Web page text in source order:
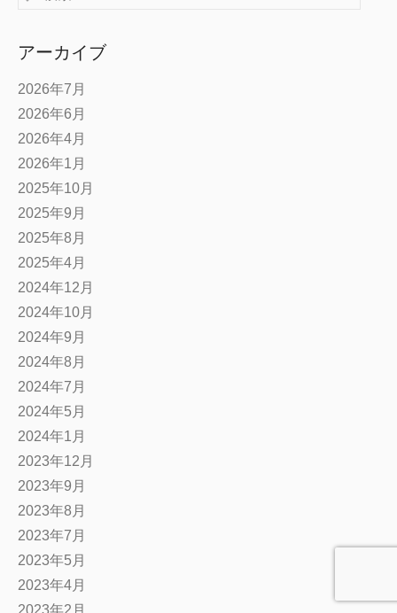
アーカイブ
2026年7月
2026年6月
2026年4月
2026年1月
2025年10月
2025年9月
2025年8月
2025年4月
2024年12月
2024年10月
2024年9月
2024年8月
2024年7月
2024年5月
2024年1月
2023年12月
2023年9月
2023年8月
2023年7月
2023年5月
2023年4月